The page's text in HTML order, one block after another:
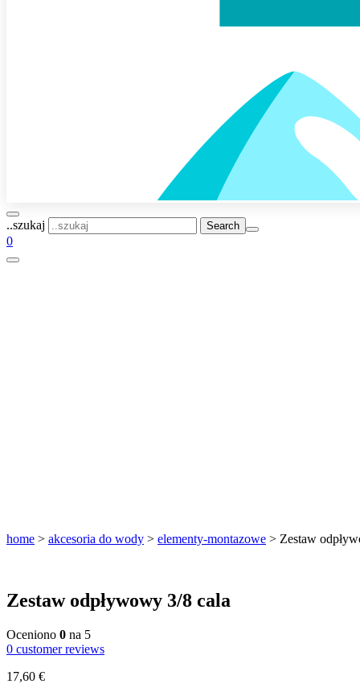
Filtry do wody z osmozy
Filtry podzlewowe BestWater Jungbrunnen – seria
..szukaj
0
home > akcesoria do wody > elementy-montazowe > Zestaw
Zestaw odpływowy 3/8 cala
Oceniono 0 na 5
0 customer reviews
17,60 €